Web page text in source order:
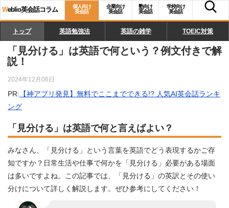
Weblio英会話コラム
個人向け
英会話
企業向け
英会話
塾向け
英会話
学校向け
英会話
トップ 英語勉強法 英語の雑学 TOEIC対策
「見分ける」は英語で何という？例文付きで解
説！
2024年12月06日
PR: 【神アプリ発見】無料でここまでできる!? 人気AI英会話ランキ
ング
「見分ける」は英語で何と言えばよい？
みなさん、「見分ける」という言葉を英語でどう表現するかご存
知ですか？日常生活や仕事で何かを「見分ける」必要がある場面
は多いですよね。この記事では、「見分ける」の英訳とその使い
分けについて詳しく解説します。ぜひ参考にしてください！